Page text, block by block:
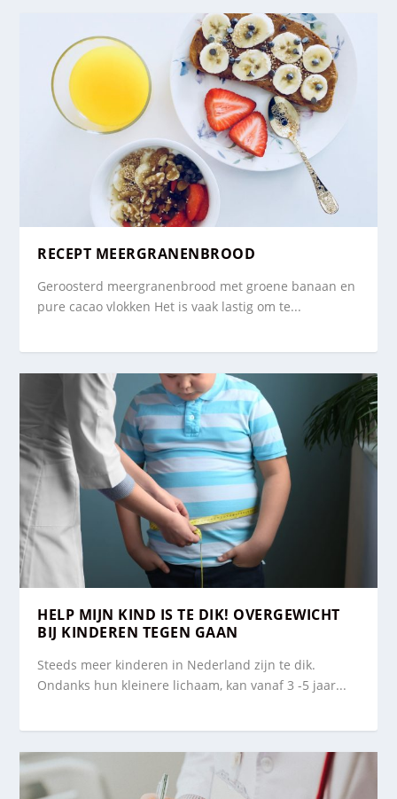
RECEPT MEERGRANENBROOD
Geroosterd meergranenbrood met groene banaan en
pure cacao vlokken Het is vaak lastig om te...
HELP MIJN KIND IS TE DIK! OVERGEWICHT
BIJ KINDEREN TEGEN GAAN
Steeds meer kinderen in Nederland zijn te dik.
Ondanks hun kleinere lichaam, kan vanaf 3 -5 jaar...